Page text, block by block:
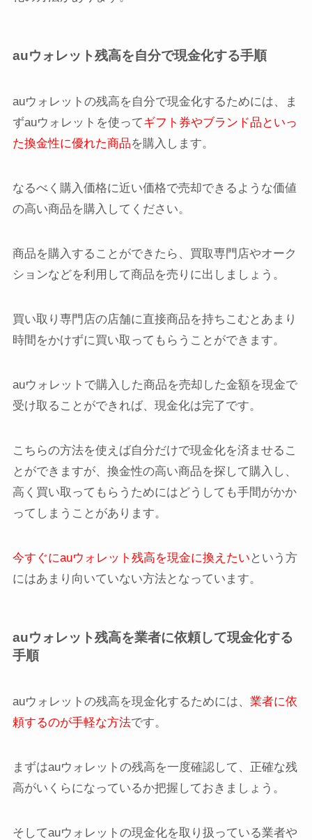
auウォレット残高を自分で現金化する手順
auウォレットの残高を自分で現金化するためには、ま
ずauウォレットを使ってギフト券やブランド品といっ
た換金性に優れた商品を購入します。
なるべく購入価格に近い価格で売却できるような価値
の高い商品を購入してください。
商品を購入することができたら、買取専門店やオーク
ションなどを利用して商品を売りに出しましょう。
買い取り専門店の店舗に直接商品を持ちこむとあまり
時間をかけずに買い取ってもらうことができます。
auウォレットで購入した商品を売却した金額を現金で
受け取ることができれば、現金化は完了です。
こちらの方法を使えば自分だけで現金化を済ませるこ
とができますが、換金性の高い商品を探して購入し、
高く買い取ってもらうためにはどうしても手間がかか
ってしまうことがあります。
今すぐにauウォレット残高を現金に換えたい という方
にはあまり向いていない方法となっています。
auウォレット残高を業者に依頼して現金化する
手順
auウォレットの残高を現金化するためには、 業者に依
頼するのが手軽な方法です。
まずはauウォレットの残高を一度確認して、正確な残
高がいくらになっているか把握しておきましょう。
そしてauウォレットの現金化を取り扱っている業者や